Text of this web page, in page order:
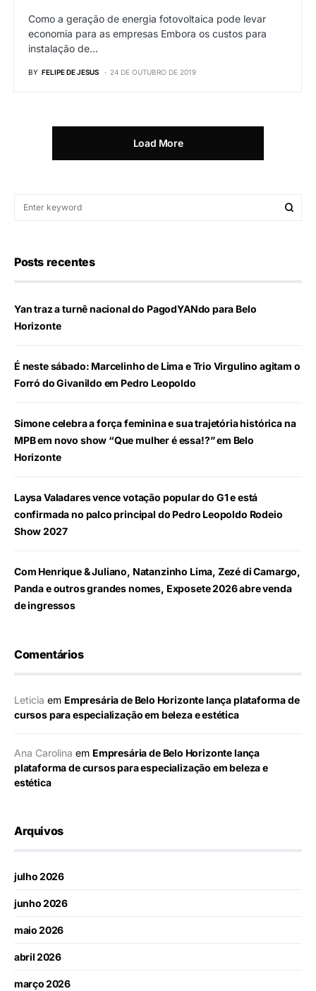
Como a geração de energia fotovoltaica pode levar
economia para as empresas Embora os custos para
instalação de…
BY FELIPE DE JESUS 24 DE OUTUBRO DE 2019
Load More
Posts recentes
Yan traz a turnê nacional do PagodYANdo para Belo
Horizonte
É neste sábado: Marcelinho de Lima e Trio Virgulino agitam o
Forró do Givanildo em Pedro Leopoldo
Simone celebra a força feminina e sua trajetória histórica na
MPB em novo show “Que mulher é essa!?” em Belo
Horizonte
Laysa Valadares vence votação popular do G1 e está
confirmada no palco principal do Pedro Leopoldo Rodeio
Show 2027
Com Henrique & Juliano, Natanzinho Lima, Zezé di Camargo,
Panda e outros grandes nomes, Exposete 2026 abre venda
de ingressos
Comentários
Leticia em Empresária de Belo Horizonte lança plataforma de
cursos para especialização em beleza e estética
Ana Carolina em Empresária de Belo Horizonte lança
plataforma de cursos para especialização em beleza e
estética
Arquivos
julho 2026
junho 2026
maio 2026
abril 2026
março 2026